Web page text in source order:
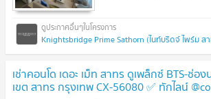
Knightsbridge Prime Sathorn (ไนท์บริดจ์ ไพร์ม ส
เช่าคอนโด เดอะ เม็ท สาทร ดูเพล็กซ์ BTS-ช่อ
เขต สาทร กรุงเทพ CX-56080 ✅ ทักไลน์